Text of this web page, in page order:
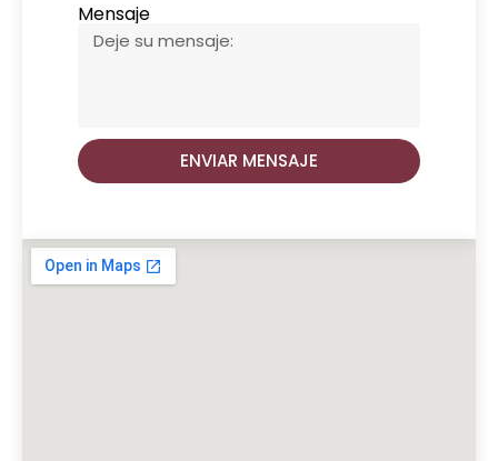
Mensaje
ENVIAR MENSAJE